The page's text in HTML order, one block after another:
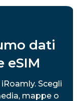
dati
eSIM
Scegli
mappe o